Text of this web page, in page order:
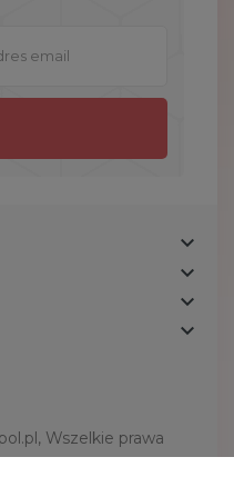




, Wszelkie prawa